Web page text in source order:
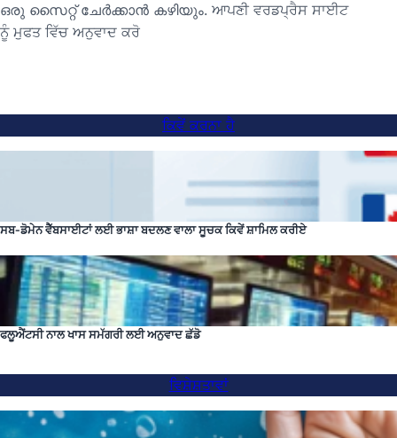
ഒരു സൈറ്റ് ചേർക്കാൻ കഴിയും. ਆਪਣੀ ਵਰਡਪ੍ਰੈਸ ਸਾਈਟ
ਨੂੰ ਮੁਫਤ ਵਿੱਚ ਅਨੁਵਾਦ ਕਰੋ
ਕਿਵੇਂ ਕਰਨਾ ਹੈ
ਸਬ-ਡੋਮੇਨ ਵੈੱਬਸਾਈਟਾਂ ਲਈ ਭਾਸ਼ਾ ਬਦਲਣ ਵਾਲਾ ਸੂਚਕ ਕਿਵੇਂ ਸ਼ਾਮਿਲ ਕਰੀਏ
ਫਲੂਐਂਟਸੀ ਨਾਲ ਖਾਸ ਸਮੱਗਰੀ ਲਈ ਅਨੁਵਾਦ ਛੱਡੋ
ਵਿਸ਼ੇਸ਼ਤਾਵਾਂ